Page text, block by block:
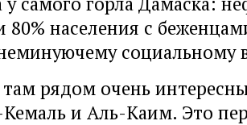
80% населения с
социальному
рядом очень
и Аль-Каим. Это